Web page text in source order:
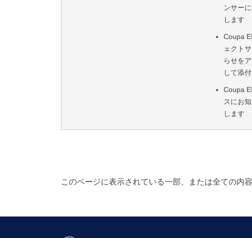
ンサー
します
Coupa
ェクト
らせを
して添付
Coupa
スにお
します
このページに表示されている一部、または全ての内